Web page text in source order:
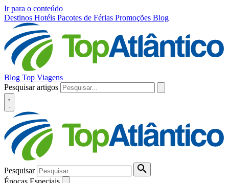
Ir para o conteúdo
Destinos Hotéis Pacotes de Férias Promoções Blog
Blog Top Viagens
Pesquisar artigos
Pesquisar
Épocas Especiais